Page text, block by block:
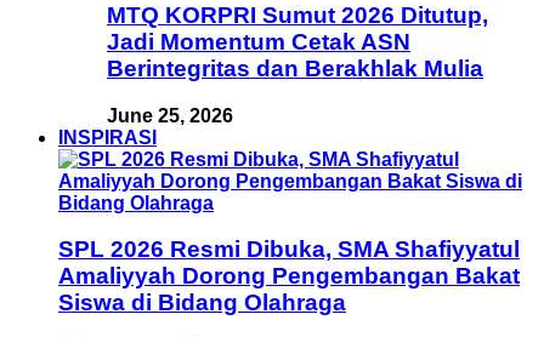
MTQ KORPRI Sumut 2026 Ditutup,
Jadi Momentum Cetak ASN
Berintegritas dan Berakhlak Mulia
June 25, 2026
INSPIRASI
SPL 2026 Resmi Dibuka, SMA Shafiyyatul
Amaliyyah Dorong Pengembangan Bakat
Siswa di Bidang Olahraga